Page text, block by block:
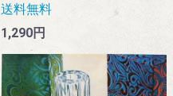
送料無料
1,290円